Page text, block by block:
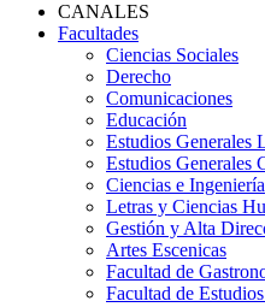
CANALES
Facultades
Ciencias Sociales
Derecho
Comunicaciones
Educación
Estudios Generales
Estudios Generales
Ciencias e Ingeniería
Letras y Ciencias
Gestión y Alta
Artes Escenicas
Facultad de
Facultad de